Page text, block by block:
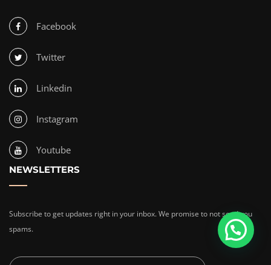
Facebook
Twitter
Linkedin
Instagram
Youtube
NEWSLETTERS
Subscribe to get updates right in your inbox. We promise to not send you
spams.